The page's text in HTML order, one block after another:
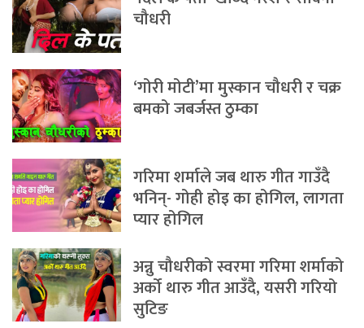
चौधरी
‘गोरी मोटी’मा मुस्कान चौधरी र चक्र
बमको जबर्जस्त ठुम्का
गरिमा शर्माले जब थारु गीत गाउँदै
भनिन्- गोही होइ का होगिल, लागता
प्यार होगिल
अन्नु चौधरीको स्वरमा गरिमा शर्माको
अर्को थारु गीत आउँदै, यसरी गरियो
सुटिङ